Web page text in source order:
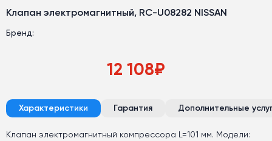
Клапан электромагнитный, RC-U08282 NISSAN
Бренд:
12 108₽
Характеристики Гарантия Дополнительные
Клапан электромагнитный компрессора L=101 мм. Модели: